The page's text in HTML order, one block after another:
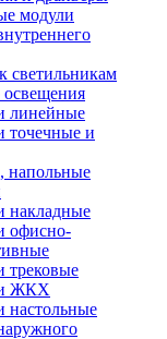
модули
светильникам
освещения
линейные
точечные и
напольные
накладные
офисно-
трековые
ЖКХ
настольные